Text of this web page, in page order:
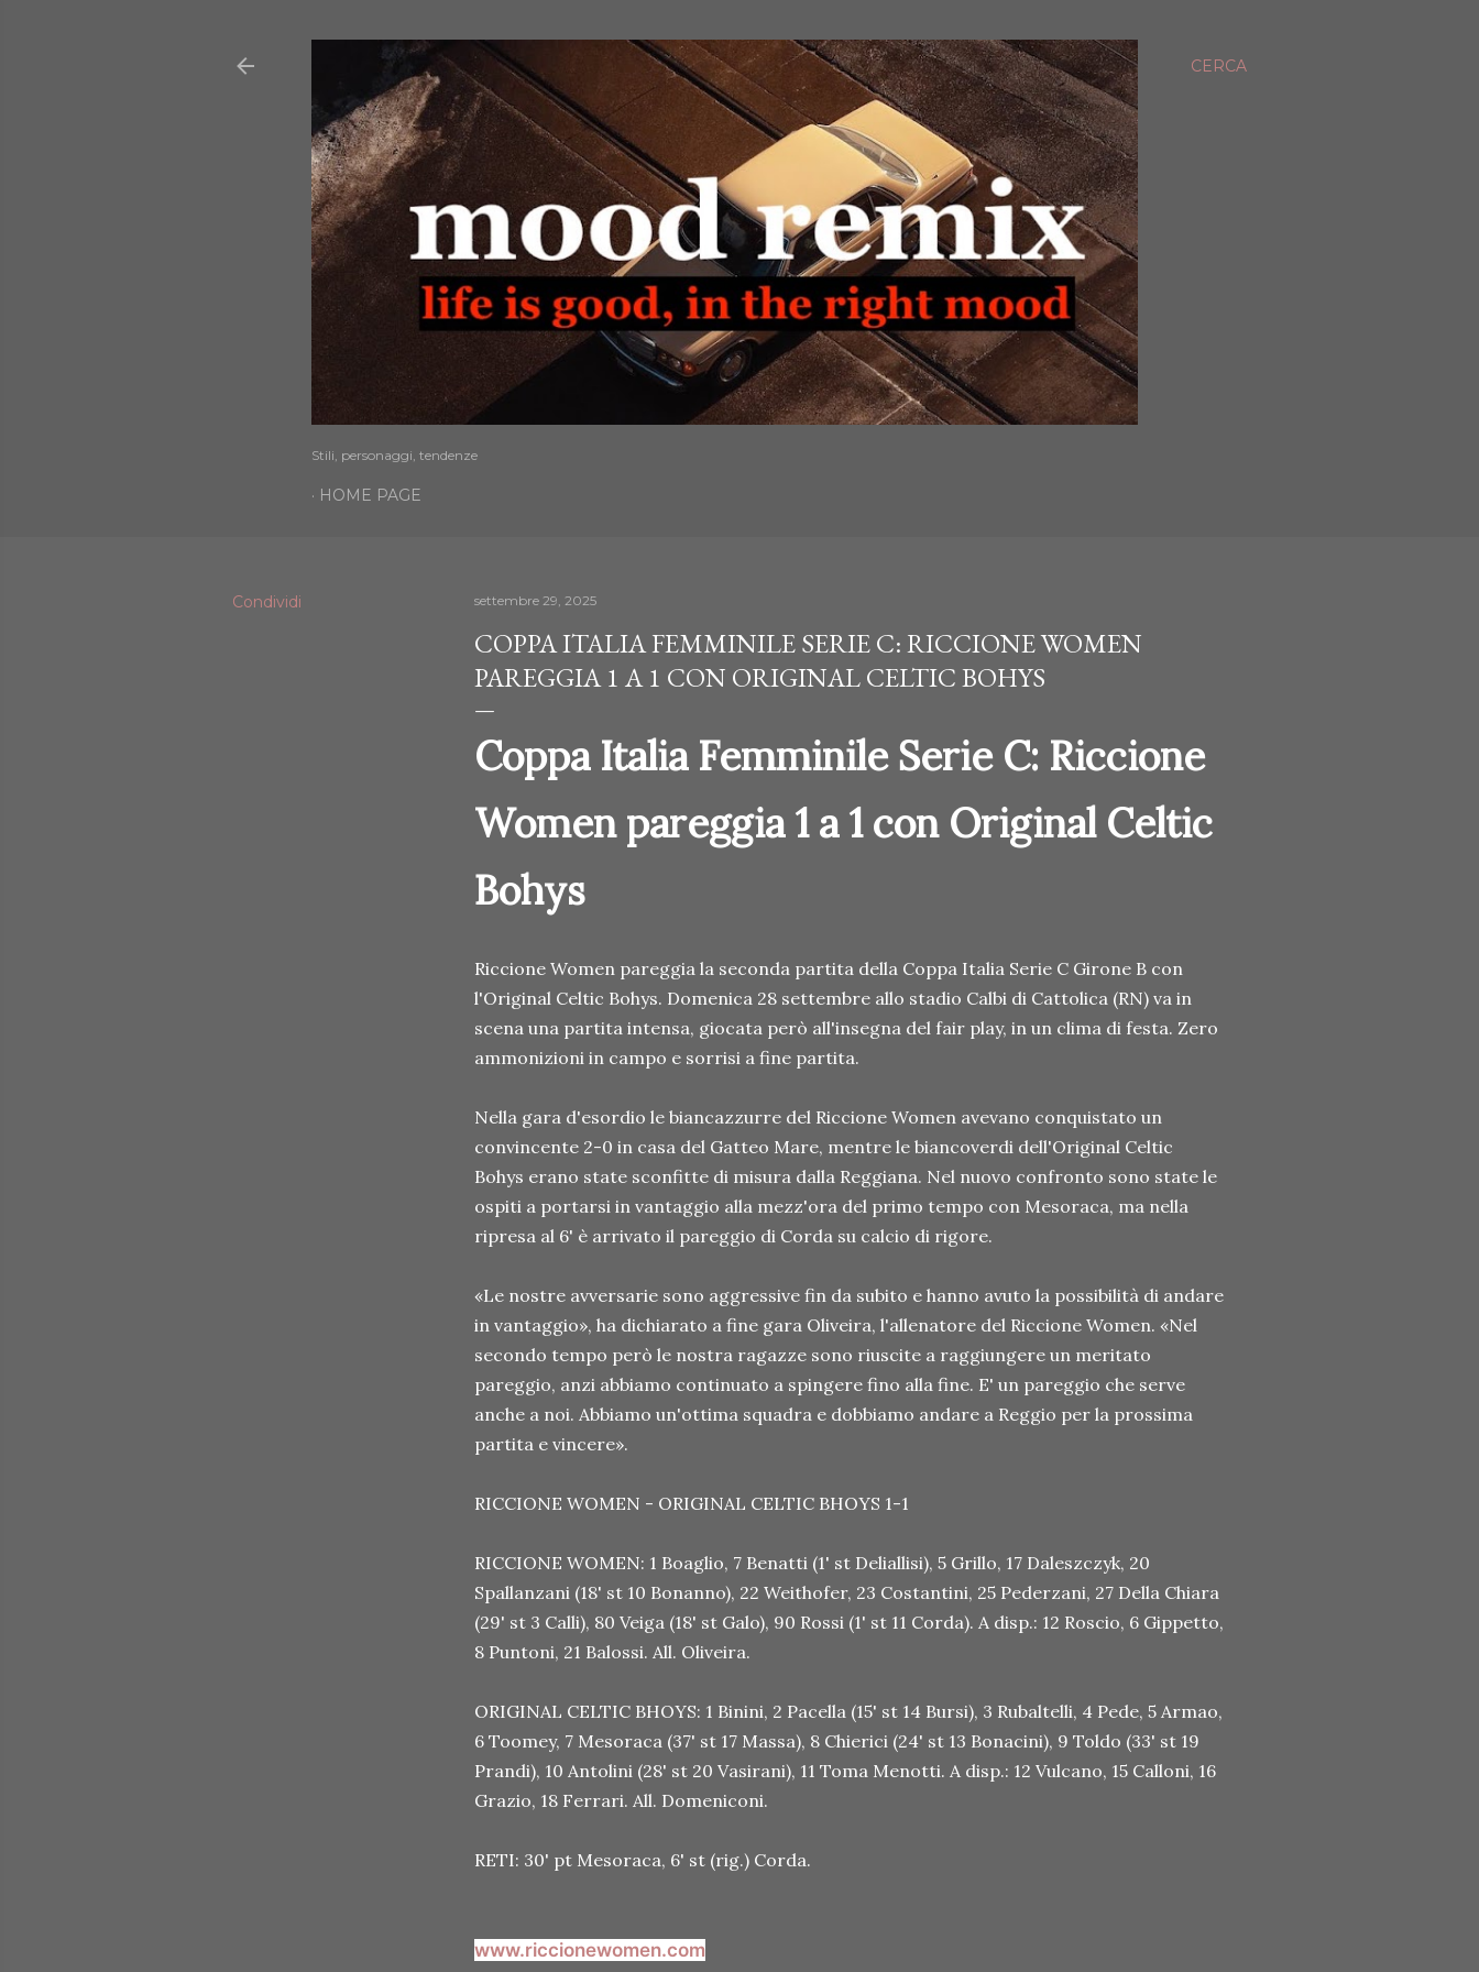
CERCA
Stili, personaggi, tendenze
HOME PAGE
Condividi settembre 29, 2025
COPPA ITALIA FEMMINILE SERIE C: RICCIONE WOMEN
PAREGGIA 1 A 1 CON ORIGINAL CELTIC BOHYS
Coppa Italia Femminile Serie C: Riccione
Women pareggia 1 a 1 con Original Celtic
Bohys
Riccione Women pareggia la seconda partita della Coppa Italia Serie C Girone B con
l'Original Celtic Bohys. Domenica 28 settembre allo stadio Calbi di Cattolica (RN) va in
scena una partita intensa, giocata però all'insegna del fair play, in un clima di festa. Zero
ammonizioni in campo e sorrisi a fine partita.
Nella gara d'esordio le biancazzurre del Riccione Women avevano conquistato un
convincente 2-0 in casa del Gatteo Mare, mentre le biancoverdi dell'Original Celtic
Bohys erano state sconfitte di misura dalla Reggiana. Nel nuovo confronto sono state le
ospiti a portarsi in vantaggio alla mezz'ora del primo tempo con Mesoraca, ma nella
ripresa al 6' è arrivato il pareggio di Corda su calcio di rigore.
«Le nostre avversarie sono aggressive fin da subito e hanno avuto la possibilità di andare
in vantaggio», ha dichiarato a fine gara Oliveira, l'allenatore del Riccione Women. «Nel
secondo tempo però le nostra ragazze sono riuscite a raggiungere un meritato
pareggio, anzi abbiamo continuato a spingere fino alla fine. E' un pareggio che serve
anche a noi. Abbiamo un'ottima squadra e dobbiamo andare a Reggio per la prossima
partita e vincere».
RICCIONE WOMEN - ORIGINAL CELTIC BHOYS 1-1
RICCIONE WOMEN: 1 Boaglio, 7 Benatti (1' st Deliallisi), 5 Grillo, 17 Daleszczyk, 20
Spallanzani (18' st 10 Bonanno), 22 Weithofer, 23 Costantini, 25 Pederzani, 27 Della Chiara
(29' st 3 Calli), 80 Veiga (18' st Galo), 90 Rossi (1' st 11 Corda). A disp.: 12 Roscio, 6 Gippetto,
8 Puntoni, 21 Balossi. All. Oliveira.
ORIGINAL CELTIC BHOYS: 1 Binini, 2 Pacella (15' st 14 Bursi), 3 Rubaltelli, 4 Pede, 5 Armao,
6 Toomey, 7 Mesoraca (37' st 17 Massa), 8 Chierici (24' st 13 Bonacini), 9 Toldo (33' st 19
Prandi), 10 Antolini (28' st 20 Vasirani), 11 Toma Menotti. A disp.: 12 Vulcano, 15 Calloni, 16
Grazio, 18 Ferrari. All. Domeniconi.
RETI: 30' pt Mesoraca, 6' st (rig.) Corda.
www.riccionewomen.com